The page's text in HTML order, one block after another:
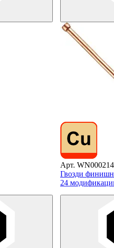
Арт.
Гвозди
24